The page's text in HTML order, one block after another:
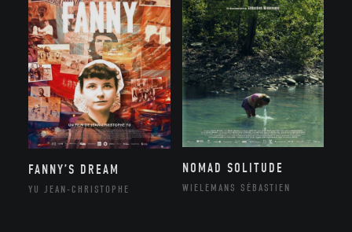
FANNY’S DREAM
YU JEAN-CHRISTOPHE
NOMAD SOLITUDE
WIELEMANS SÉBASTIEN